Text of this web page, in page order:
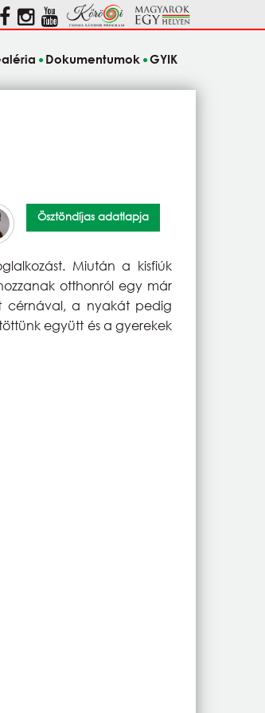
Dokumentumok GYIK
Ösztöndíjas adatlapja
Miután a kisfiúk
otthonról egy már
cérnával, a nyakát pedig
együtt és a gyerekek